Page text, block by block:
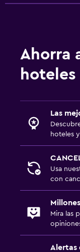
Ahorra
Las
hoteles
Usa
con
Mira las
Alertas